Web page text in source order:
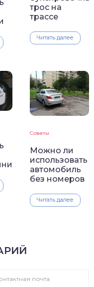
трос на
трассе
Читать далее
Советы
Можно ли
использовать
автомобиль
без номеров
Читать далее